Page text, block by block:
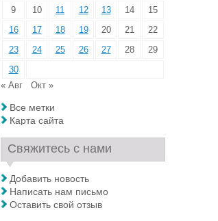
9
10 11 12 13 14
15
16
17 18 19 20 21
22
23
24 25 26 27 28
29
30
« Авг
Окт »
Все метки
Карта сайта
Свяжитесь с нами
Добавить новость
Написать нам письмо
Оставить свой отзыв